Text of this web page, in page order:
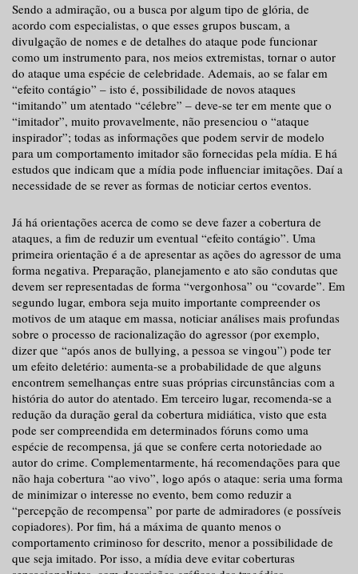
Sendo a admiração, ou a busca por algum tipo de glória, de
acordo com especialistas, o que esses grupos buscam, a
divulgação de nomes e de detalhes do ataque pode funcionar
como um instrumento para, nos meios extremistas, tornar o autor
do ataque uma espécie de celebridade. Ademais, ao se falar em
“efeito contágio” – isto é, possibilidade de novos ataques
“imitando” um atentado “célebre” – deve-se ter em mente que o
“imitador”, muito provavelmente, não presenciou o “ataque
inspirador”; todas as informações que podem servir de modelo
para um comportamento imitador são fornecidas pela mídia. E há
estudos que indicam que a mídia pode influenciar imitações. Daí a
necessidade de se rever as formas de noticiar certos eventos.
Já há orientações acerca de como se deve fazer a cobertura de
ataques, a fim de reduzir um eventual “efeito contágio”. Uma
primeira orientação é a de apresentar as ações do agressor de uma
forma negativa. Preparação, planejamento e ato são condutas que
devem ser representadas de forma “vergonhosa” ou “covarde”. Em
segundo lugar, embora seja muito importante compreender os
motivos de um ataque em massa, noticiar análises mais profundas
sobre o processo de racionalização do agressor (por exemplo,
dizer que “após anos de bullying, a pessoa se vingou”) pode ter
um efeito deletério: aumenta-se a probabilidade de que alguns
encontrem semelhanças entre suas próprias circunstâncias com a
história do autor do atentado. Em terceiro lugar, recomenda-se a
redução da duração geral da cobertura midiática, visto que esta
pode ser compreendida em determinados fóruns como uma
espécie de recompensa, já que se confere certa notoriedade ao
autor do crime. Complementarmente, há recomendações para que
não haja cobertura “ao vivo”, logo após o ataque: seria uma forma
de minimizar o interesse no evento, bem como reduzir a
“percepção de recompensa” por parte de admiradores (e possíveis
copiadores). Por fim, há a máxima de quanto menos o
comportamento criminoso for descrito, menor a possibilidade de
que seja imitado. Por isso, a mídia deve evitar coberturas